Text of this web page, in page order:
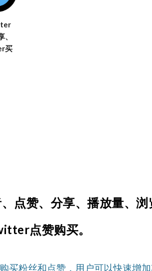
买
点赞、分享、播放量、浏
点赞购买。
买粉丝和点赞，用户可以快速增